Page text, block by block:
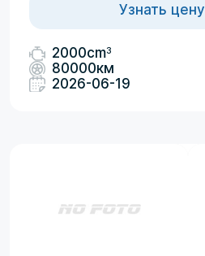
Узнать цену
2000cm3
80000км
2026-06-19